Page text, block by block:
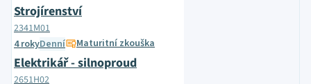
Strojírenství
2341M01
4 rokyDenní Maturitní zkouška
Elektrikář - silnoproud
2651H02